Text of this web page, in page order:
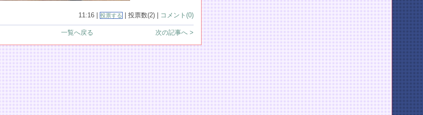
11:16 | 投票する | 投票数(2) | コメント(0)
次の記事へ >
一覧へ戻る